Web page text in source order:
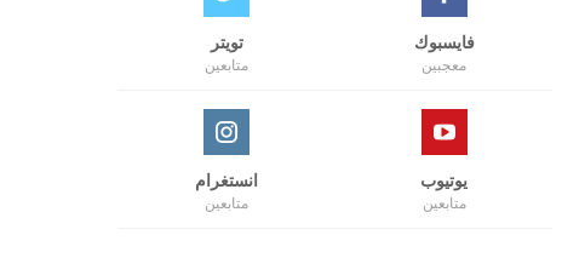
فايسبوك
معجبين
تويتر
متابعين
يوتيوب
متابعين
انستغرام
متابعين